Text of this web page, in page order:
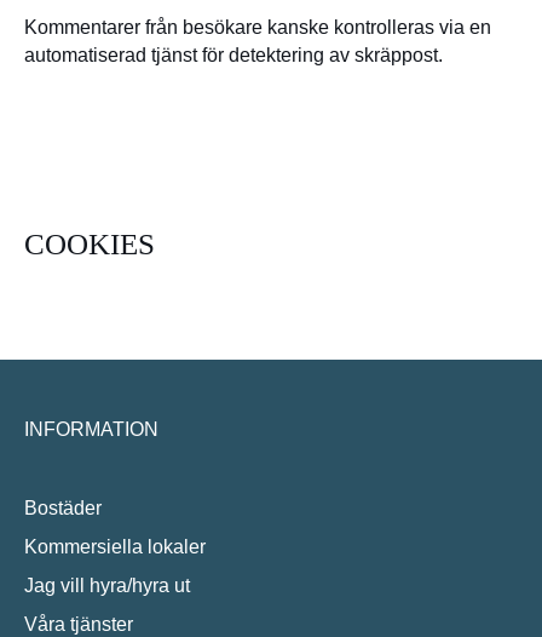
Kommentarer från besökare kanske kontrolleras via en
automatiserad tjänst för detektering av skräppost.
COOKIES
INFORMATION
Bostäder
Kommersiella lokaler
Jag vill hyra/hyra ut
Våra tjänster